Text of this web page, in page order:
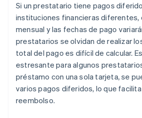
Si un prestatario tiene pagos
instituciones financieras diferentes,
mensual y las fechas de pago
prestatarios se olvidan de realizar
total del pago es difícil de calcular.
estresante para algunos
préstamo con una sola tarjeta, se
varios pagos diferidos, lo que
reembolso.